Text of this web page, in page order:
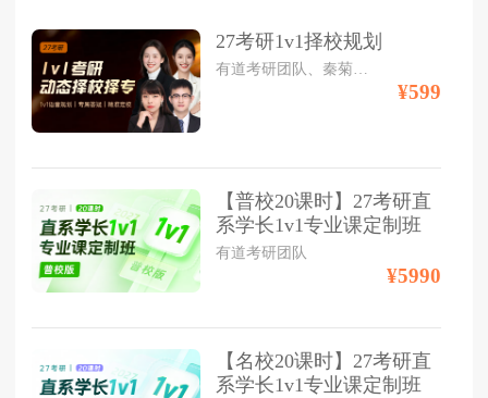
27考研1v1择校规划
¥599
【普校20课时】27考研直
系学长1v1专业课定制班
有道考研团队
¥5990
【名校20课时】27考研直
系学长1v1专业课定制班